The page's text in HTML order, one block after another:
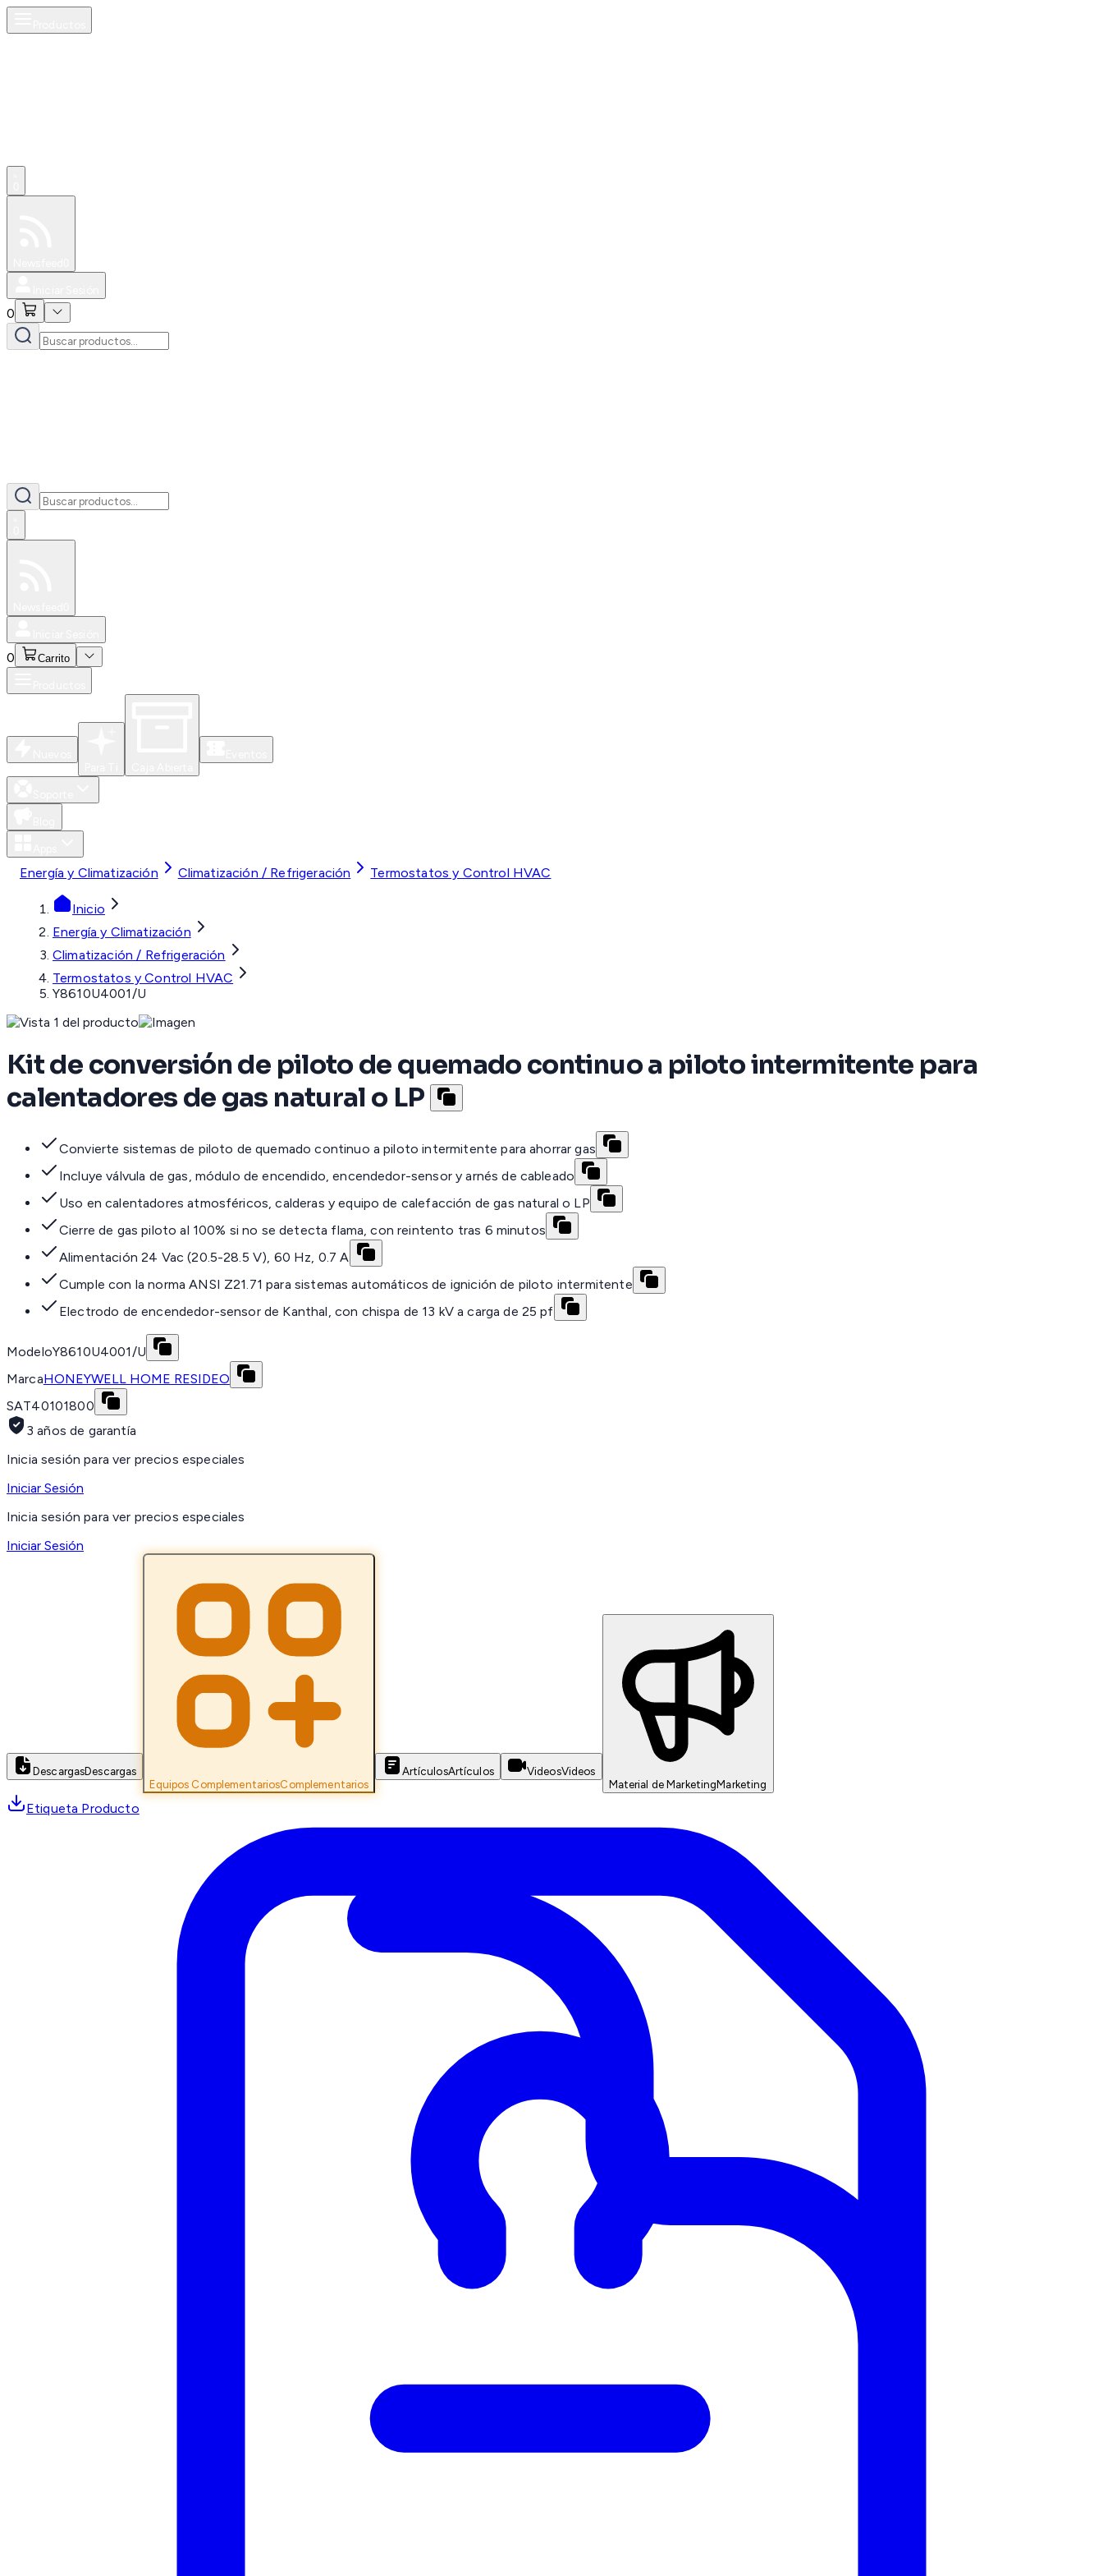
0
0 Carrito
Energía y Climatización Climatización / Refrigeración Termostatos y Control HVAC
Inicio
Energía y Climatización
Climatización / Refrigeración
Termostatos y Control HVAC
Y8610U4001/U
Kit de conversión de piloto de quemado continuo a piloto intermitente para
calentadores de gas natural o LP
Convierte sistemas de piloto de quemado continuo a piloto intermitente para ahorrar gas
Incluye válvula de gas, módulo de encendido, encendedor-sensor y arnés de cableado
Uso en calentadores atmosféricos, calderas y equipo de calefacción de gas natural o LP
Cierre de gas piloto al 100% si no se detecta flama, con reintento tras 6 minutos
Alimentación 24 Vac (20.5-28.5 V), 60 Hz, 0.7 A
Cumple con la norma ANSI Z21.71 para sistemas automáticos de ignición de piloto intermitente
Electrodo de encendedor-sensor de Kanthal, con chispa de 13 kV a carga de 25 pf
ModeloY8610U4001/U
MarcaHONEYWELL HOME RESIDEO
SAT40101800
3 años de garantía
Inicia sesión para ver precios especiales
Iniciar Sesión
Inicia sesión para ver precios especiales
Iniciar Sesión
DescargasDescargas
Equipos ComplementariosComplementarios
ArtículosArtículos VideosVideos
Material de MarketingMarketing
Etiqueta Producto